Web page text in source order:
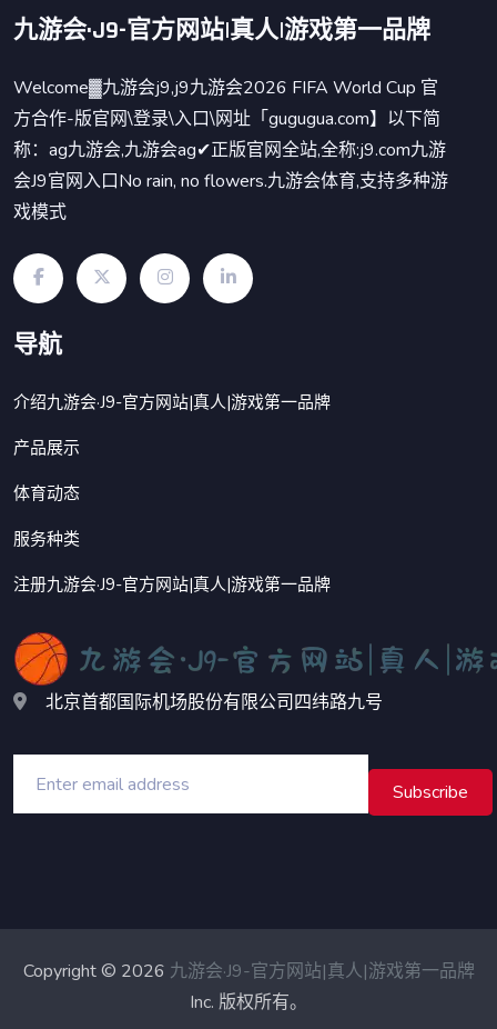
九游会·J9-官方网站|真人|游戏第一品牌
Welcome▓九游会j9,j9九游会2026 FIFA World Cup 官
方合作-版官网\登录\入口\网址「gugugua.com】以下简
称：ag九游会,九游会ag✔正版官网全站,全称:j9.com九游
会J9官网入口No rain, no flowers.九游会体育,支持多种游
戏模式
导航
介绍九游会·J9-官方网站|真人|游戏第一品牌
产品展示
体育动态
服务种类
注册九游会·J9-官方网站|真人|游戏第一品牌
北京首都国际机场股份有限公司四纬路九号
Subscribe
Copyright © 2026 九游会·J9-官方网站|真人|游戏第一品牌
Inc. 版权所有。